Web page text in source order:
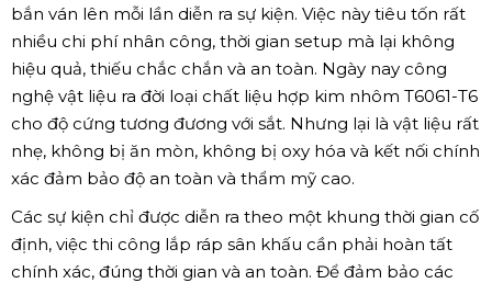
bắn ván lên mỗi lần diễn ra sự kiện. Việc này tiêu tốn rất
nhiều chi phí nhân công, thời gian setup mà lại không
hiệu quả, thiếu chắc chắn và an toàn. Ngày nay công
nghệ vật liệu ra đời loại chất liệu hợp kim nhôm T6061-T6
cho độ cứng tương đương với sắt. Nhưng lại là vật liệu rất
nhẹ, không bị ăn mòn, không bị oxy hóa và kết nối chính
xác đảm bảo độ an toàn và thẩm mỹ cao.
Các sự kiện chỉ được diễn ra theo một khung thời gian cố
định, việc thi công lắp ráp sân khấu cần phải hoàn tất
chính xác, đúng thời gian và an toàn. Để đảm bảo các